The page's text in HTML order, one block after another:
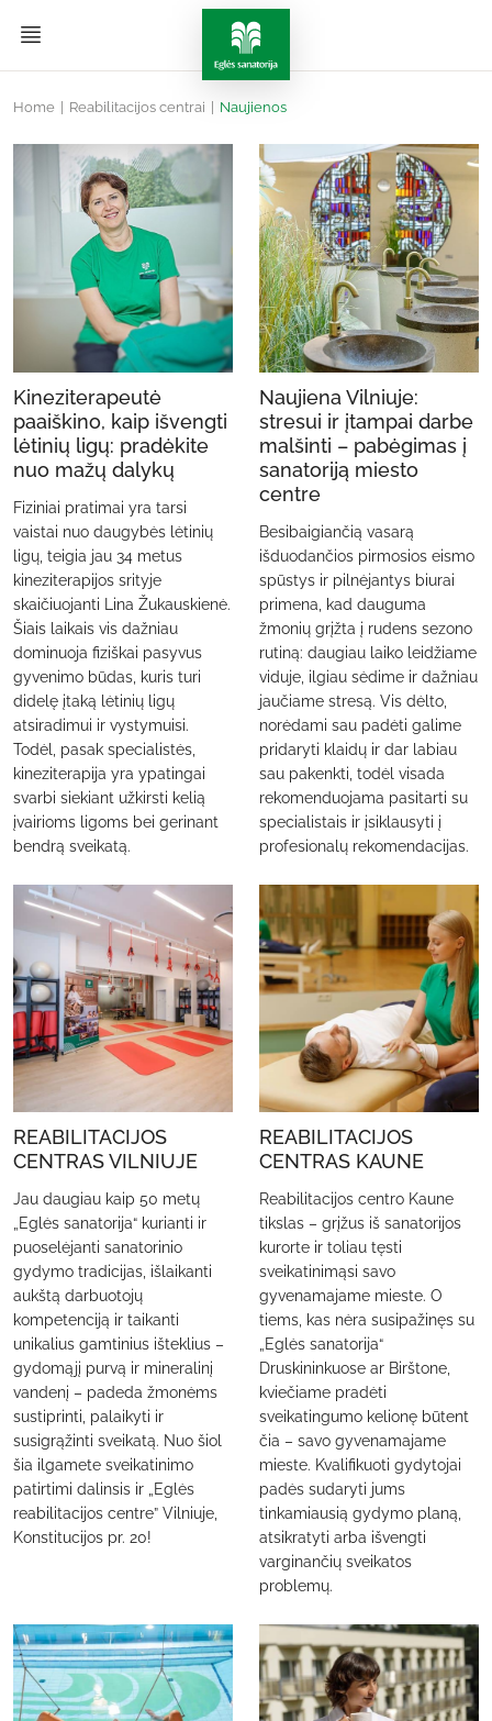
Home Reabilitacijos centrai Naujienos
Kineziterapeutė
paaiškino, kaip išvengti
lėtinių ligų: pradėkite
nuo mažų dalykų
Fiziniai pratimai yra tarsi
vaistai nuo daugybės lėtinių
ligų, teigia jau 34 metus
kineziterapijos srityje
skaičiuojanti Lina Žukauskienė.
Šiais laikais vis dažniau
dominuoja fiziškai pasyvus
gyvenimo būdas, kuris turi
didelę įtaką lėtinių ligų
atsiradimui ir vystymuisi.
Todėl, pasak specialistės,
kineziterapija yra ypatingai
svarbi siekiant užkirsti kelią
įvairioms ligoms bei gerinant
bendrą sveikatą.
Naujiena Vilniuje:
stresui ir įtampai darbe
malšinti – pabėgimas į
sanatoriją miesto
centre
Besibaigiančią vasarą
išduodančios pirmosios eismo
spūstys ir pilnėjantys biurai
primena, kad dauguma
žmonių grįžta į rudens sezono
rutiną: daugiau laiko leidžiame
viduje, ilgiau sėdime ir dažniau
jaučiame stresą. Vis dėlto,
norėdami sau padėti galime
pridaryti klaidų ir dar labiau
sau pakenkti, todėl visada
rekomenduojama pasitarti su
specialistais ir įsiklausyti į
profesionalų rekomendacijas.
REABILITACIJOS
CENTRAS VILNIUJE
Jau daugiau kaip 50 metų
„Eglės sanatorija“ kurianti ir
puoselėjanti sanatorinio
gydymo tradicijas, išlaikanti
aukštą darbuotojų
kompetenciją ir taikanti
unikalius gamtinius išteklius –
gydomąjį purvą ir mineralinį
vandenį – padeda žmonėms
sustiprinti, palaikyti ir
susigrąžinti sveikatą. Nuo šiol
šia ilgamete sveikatinimo
patirtimi dalinsis ir „Eglės
reabilitacijos centre” Vilniuje,
Konstitucijos pr. 20!
REABILITACIJOS
CENTRAS KAUNE
Reabilitacijos centro Kaune
tikslas – grįžus iš sanatorijos
kurorte ir toliau tęsti
sveikatinimąsi savo
gyvenamajame mieste. O
tiems, kas nėra susipažinęs su
„Eglės sanatorija“
Druskininkuose ar Birštone,
kviečiame pradėti
sveikatingumo kelionę būtent
čia – savo gyvenamajame
mieste. Kvalifikuoti gydytojai
padės sudaryti jums
tinkamiausią gydymo planą,
atsikratyti arba išvengti
varginančių sveikatos
problemų.